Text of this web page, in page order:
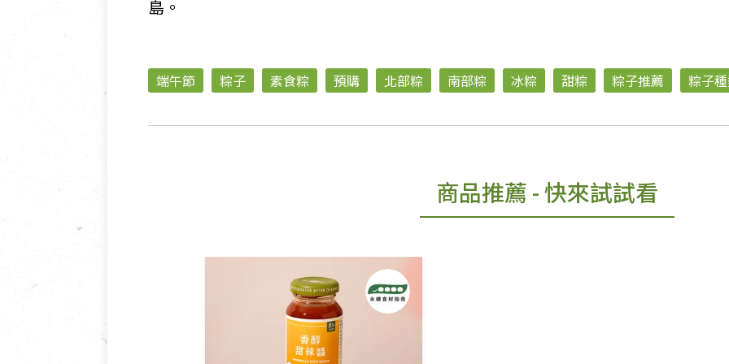
島。
端午節 粽子 素食粽 預購 北部粽 南部粽 冰粽 甜粽 粽子推薦 粽子
商品推薦 - 快來試試看